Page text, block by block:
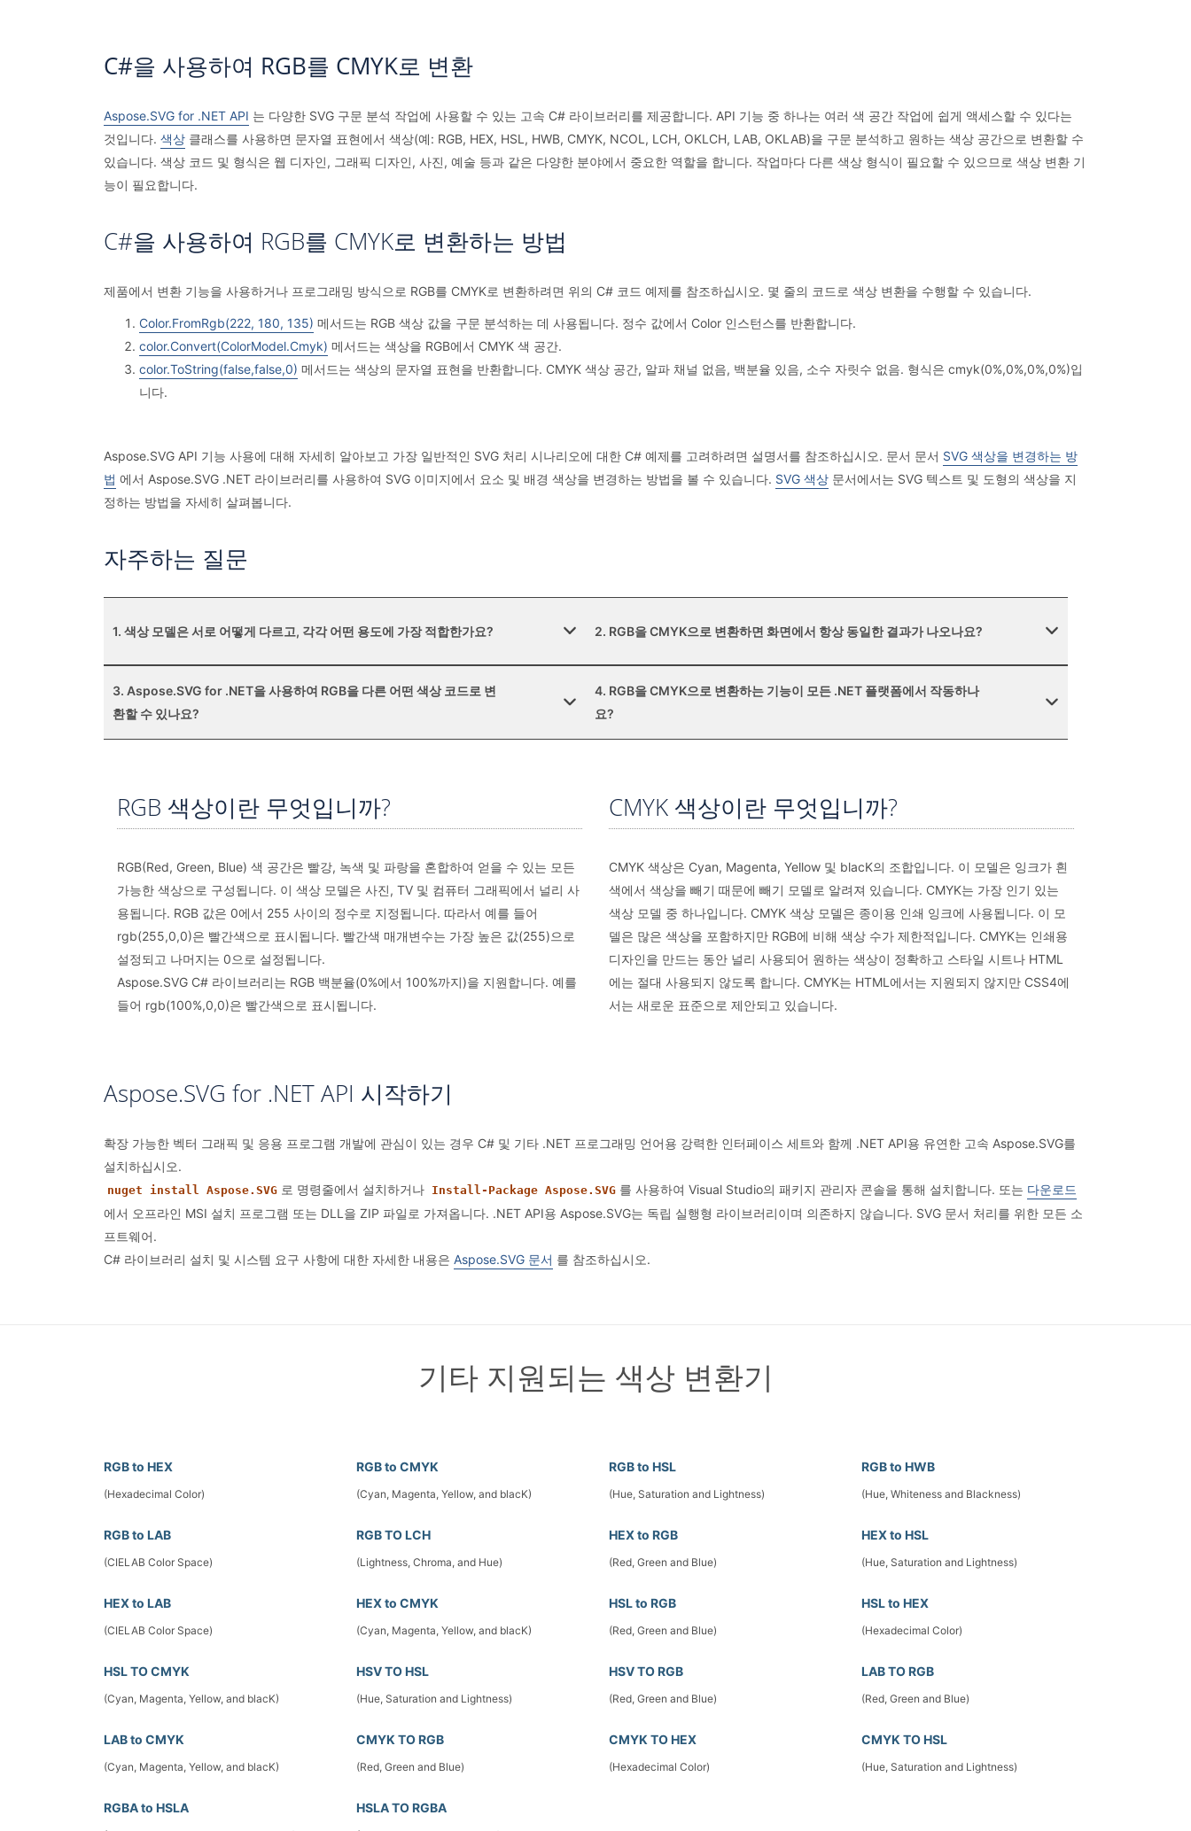
C#을 사용하여 RGB를 CMYK로 변환
Aspose.SVG for .NET API 는 다양한 SVG 구문 분석 작업에 사용할 수 있는 고속 C# 라이브러리를 제공합니다. API 기능 중 하나는 여러 색 공간 작업에 쉽게 액세스할 수 있다는
것입니다. 색상 클래스를 사용하면 문자열 표현에서 색상(예: RGB, HEX, HSL, HWB, CMYK, NCOL, LCH, OKLCH, LAB, OKLAB)을 구문 분석하고 원하는 색상 공간으로 변환할 수
있습니다. 색상 코드 및 형식은 웹 디자인, 그래픽 디자인, 사진, 예술 등과 같은 다양한 분야에서 중요한 역할을 합니다. 작업마다 다른 색상 형식이 필요할 수 있으므로 색상 변환 기
능이 필요합니다.
C#을 사용하여 RGB를 CMYK로 변환하는 방법
제품에서 변환 기능을 사용하거나 프로그래밍 방식으로 RGB를 CMYK로 변환하려면 위의 C# 코드 예제를 참조하십시오. 몇 줄의 코드로 색상 변환을 수행할 수 있습니다.
Color.FromRgb(222, 180, 135) 메서드는 RGB 색상 값을 구문 분석하는 데 사용됩니다. 정수 값에서 Color 인스턴스를 반환합니다.
color.Convert(ColorModel.Cmyk) 메서드는 색상을 RGB에서 CMYK 색 공간.
color.ToString(false,false,0) 메서드는 색상의 문자열 표현을 반환합니다. CMYK 색상 공간, 알파 채널 없음, 백분율 있음, 소수 자릿수 없음. 형식은 cmyk(0%,0%,0%,0%)입
니다.
Aspose.SVG API 기능 사용에 대해 자세히 알아보고 가장 일반적인 SVG 처리 시나리오에 대한 C# 예제를 고려하려면 설명서를 참조하십시오. 문서 문서 SVG 색상을 변경하는 방
법 에서 Aspose.SVG .NET 라이브러리를 사용하여 SVG 이미지에서 요소 및 배경 색상을 변경하는 방법을 볼 수 있습니다. SVG 색상 문서에서는 SVG 텍스트 및 도형의 색상을 지
정하는 방법을 자세히 살펴봅니다.
자주하는 질문
1. 색상 모델은 서로 어떻게 다르고, 각각 어떤 용도에 가장 적합한가요? 2. RGB을 CMYK으로 변환하면 화면에서 항상 동일한 결과가 나오나요?
3. Aspose.SVG for .NET을 사용하여 RGB을 다른 어떤 색상 코드로 변
환할 수 있나요?
4. RGB을 CMYK으로 변환하는 기능이 모든 .NET 플랫폼에서 작동하나
요?
RGB 색상이란 무엇입니까?
RGB(Red, Green, Blue) 색 공간은 빨강, 녹색 및 파랑을 혼합하여 얻을 수 있는 모든
가능한 색상으로 구성됩니다. 이 색상 모델은 사진, TV 및 컴퓨터 그래픽에서 널리 사
용됩니다. RGB 값은 0에서 255 사이의 정수로 지정됩니다. 따라서 예를 들어
rgb(255,0,0)은 빨간색으로 표시됩니다. 빨간색 매개변수는 가장 높은 값(255)으로
설정되고 나머지는 0으로 설정됩니다.
Aspose.SVG C# 라이브러리는 RGB 백분율(0%에서 100%까지)을 지원합니다. 예를
들어 rgb(100%,0,0)은 빨간색으로 표시됩니다.
CMYK 색상이란 무엇입니까?
CMYK 색상은 Cyan, Magenta, Yellow 및 blacK의 조합입니다. 이 모델은 잉크가 흰
색에서 색상을 빼기 때문에 빼기 모델로 알려져 있습니다. CMYK는 가장 인기 있는
색상 모델 중 하나입니다. CMYK 색상 모델은 종이용 인쇄 잉크에 사용됩니다. 이 모
델은 많은 색상을 포함하지만 RGB에 비해 색상 수가 제한적입니다. CMYK는 인쇄용
디자인을 만드는 동안 널리 사용되어 원하는 색상이 정확하고 스타일 시트나 HTML
에는 절대 사용되지 않도록 합니다. CMYK는 HTML에서는 지원되지 않지만 CSS4에
서는 새로운 표준으로 제안되고 있습니다.
Aspose.SVG for .NET API 시작하기
확장 가능한 벡터 그래픽 및 응용 프로그램 개발에 관심이 있는 경우 C# 및 기타 .NET 프로그래밍 언어용 강력한 인터페이스 세트와 함께 .NET API용 유연한 고속 Aspose.SVG를
설치하십시오.
nuget install Aspose.SVG 로 명령줄에서 설치하거나 Install-Package Aspose.SVG 를 사용하여 Visual Studio의 패키지 관리자 콘솔을 통해 설치합니다. 또는 다운로드
에서 오프라인 MSI 설치 프로그램 또는 DLL을 ZIP 파일로 가져옵니다. .NET API용 Aspose.SVG는 독립 실행형 라이브러리이며 의존하지 않습니다. SVG 문서 처리를 위한 모든 소
프트웨어.
C# 라이브러리 설치 및 시스템 요구 사항에 대한 자세한 내용은 Aspose.SVG 문서 를 참조하십시오.
기타 지원되는 색상 변환기
RGB to HEX
(Hexadecimal Color)
RGB to CMYK
(Cyan, Magenta, Yellow, and blacK)
RGB to HSL
(Hue, Saturation and Lightness)
RGB to HWB
(Hue, Whiteness and Blackness)
RGB to LAB
(CIELAB Color Space)
RGB TO LCH
(Lightness, Chroma, and Hue)
HEX to RGB
(Red, Green and Blue)
HEX to HSL
(Hue, Saturation and Lightness)
HEX to LAB
(CIELAB Color Space)
HEX to CMYK
(Cyan, Magenta, Yellow, and blacK)
HSL to RGB
(Red, Green and Blue)
HSL to HEX
(Hexadecimal Color)
HSL TO CMYK
(Cyan, Magenta, Yellow, and blacK)
HSV TO HSL
(Hue, Saturation and Lightness)
HSV TO RGB
(Red, Green and Blue)
LAB TO RGB
(Red, Green and Blue)
LAB to CMYK
(Cyan, Magenta, Yellow, and blacK)
CMYK TO RGB
(Red, Green and Blue)
CMYK TO HEX
(Hexadecimal Color)
CMYK TO HSL
(Hue, Saturation and Lightness)
RGBA to HSLA HSLA TO RGBA